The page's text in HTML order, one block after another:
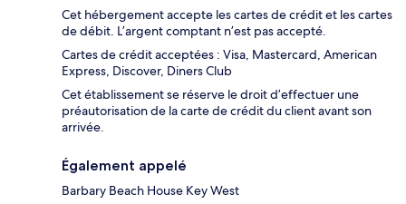
Cet hébergement accepte les cartes de crédit et les cartes
de débit. L’argent comptant n’est pas accepté.
Cartes de crédit acceptées : Visa, Mastercard, American
Express, Discover, Diners Club
Cet établissement se réserve le droit d’effectuer une
préautorisation de la carte de crédit du client avant son
arrivée.
Également appelé
Barbary Beach House Key West